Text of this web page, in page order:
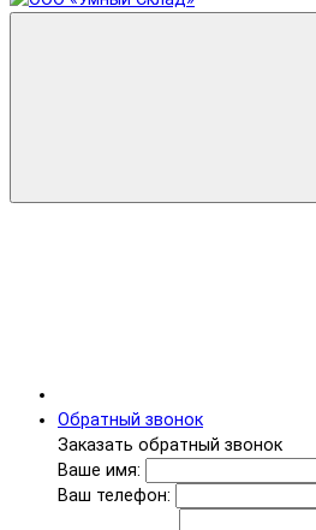
Обратный звонок
Заказать обратный звонок
Ваше имя:
Ваш телефон: